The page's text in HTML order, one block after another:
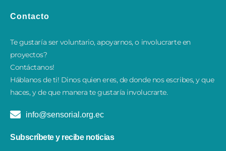
Contacto
Te gustaría ser voluntario, apoyarnos, o involucrarte en
proyectos?
Contáctanos!
​Háblanos de ti! Dinos quien eres, de donde nos escribes, y que
haces, y de que manera te gustaría involucrarte.
info@sensorial.org.ec
Subscríbete y recibe noticias